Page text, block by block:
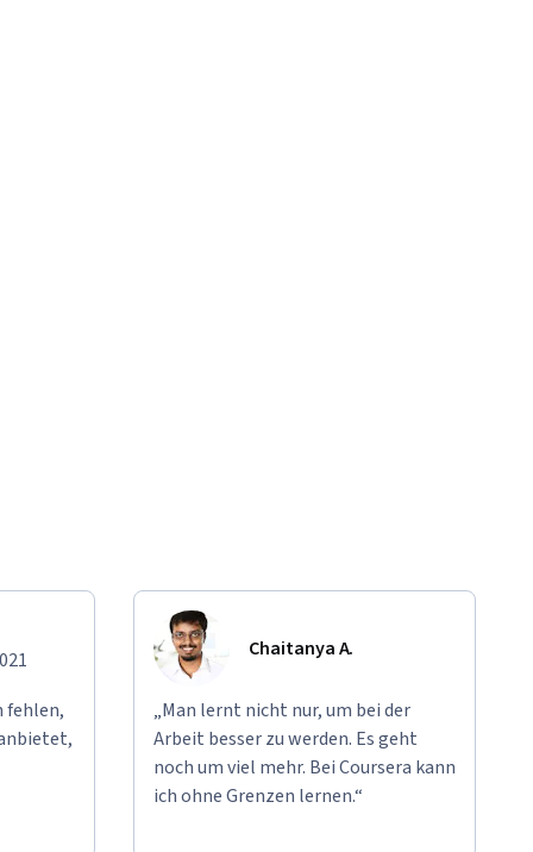
fehlen,
Chaitanya A.
„Man lernt nicht nur, um bei der
Arbeit besser zu werden. Es geht
noch um viel mehr. Bei Coursera kann
ich ohne Grenzen lernen.“